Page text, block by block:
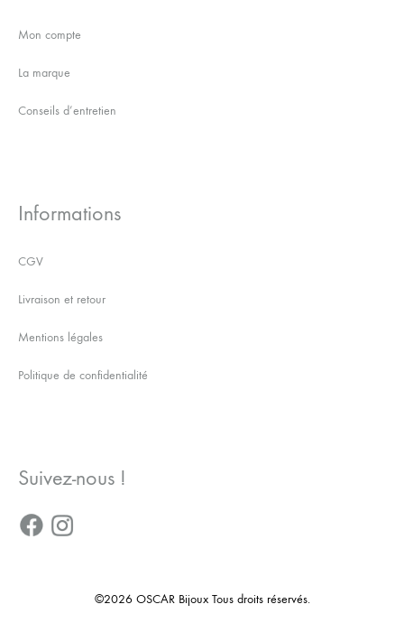
Mon compte
La marque
Conseils d’entretien
Informations
CGV
Livraison et retour
Mentions légales
Politique de confidentialité
Suivez-nous !
©2026 OSCAR Bijoux Tous droits réservés.